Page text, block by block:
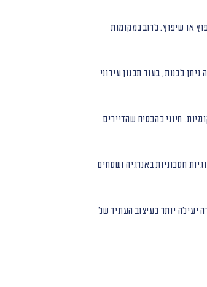
או שיפוץ, לרוב במקומות
לבנות, בעוד תכנון עירוני
חיוני להבטיח שהדיירים
חסכוניות באנרגיה ושטחים
יעילה יותר בעיצוב העתיד של